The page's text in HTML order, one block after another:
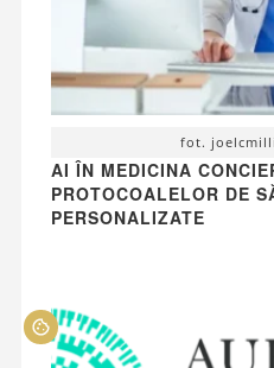
fot.
AI ÎN MEDICINA
PROTOCOALELOR DE
PERSONALIZATE